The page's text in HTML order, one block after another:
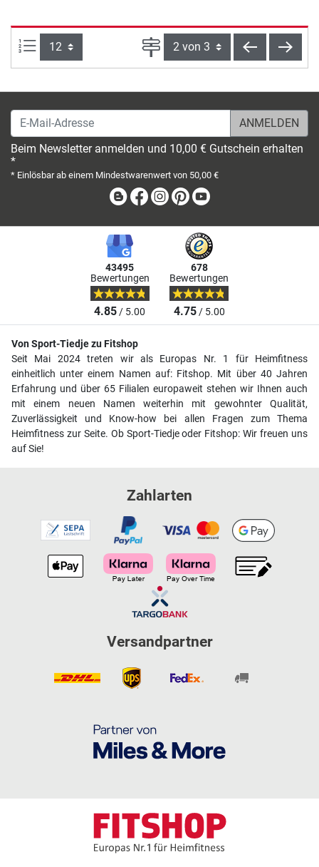
Artikel pro Seite: Seite zurück
E-Mail-Adresse
Beim Newsletter anmelden und 10,00 € Gutschein erhalten
*
* Einlösbar ab einem Mindestwarenwert von 50,00 €
BlogFacebook
Instagram
Pinterest
43495
Bewertungen
4.85/ 5.00
678
Bewertungen
4.75/ 5.00
Von Sport-Tiedje zu Fitshop
Seit Mai 2024 treten wir als Europas Nr. 1 für Heimfitness
einheitlich unter einem Namen auf: Fitshop. Mit über 40 Jahren
Erfahrung und über 65 Filialen europaweit stehen wir Ihnen auch
mit einem neuen Namen weiterhin mit gewohnter Qualität,
Zuverlässigkeit und Know-how bei allen Fragen zum Thema
Heimfitness zur Seite. Ob Sport-Tiedje oder Fitshop: Wir freuen uns
auf Sie!
Zahlarten
Versandpartner